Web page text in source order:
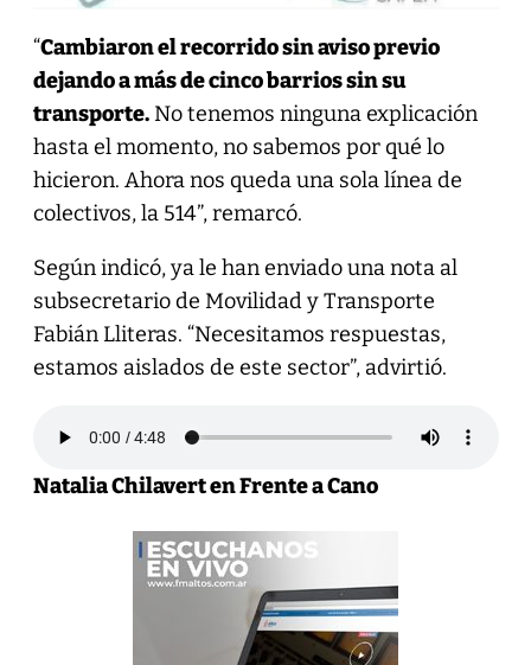
“Cambiaron el recorrido sin aviso previo
dejando a más de cinco barrios sin su
transporte.No tenemos ninguna explicación
hasta el momento, no sabemos por qué lo
hicieron. Ahora nos queda una sola línea de
colectivos, la 514”, remarcó.
Según indicó, ya le han enviado una nota al
subsecretario de Movilidad y Transporte
Fabián Lliteras. “Necesitamos respuestas,
estamos aislados de este sector”, advirtió.
Natalia Chilavert en Frente a Cano